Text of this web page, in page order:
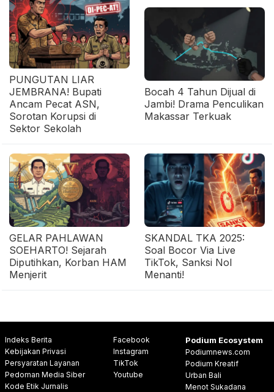
PUNGUTAN LIAR
JEMBRANA! Bupati
Ancam Pecat ASN,
Sorotan Korupsi di
Sektor Sekolah
Bocah 4 Tahun Dijual di
Jambi! Drama Penculikan
Makassar Terkuak
GELAR PAHLAWAN
SOEHARTO! Sejarah
Diputihkan, Korban HAM
Menjerit
SKANDAL TKA 2025:
Soal Bocor Via Live
TikTok, Sanksi Nol
Menanti!
Indeks Berita
Kebijakan Privasi
Persyaratan Layanan
Pedoman Media Siber
Kode Etik Jurnalis
Facebook
Instagram
TikTok
Youtube
Podium Ecosystem
Podiumnews.com
Podium Kreatif
Urban Bali
Menot Sukadana